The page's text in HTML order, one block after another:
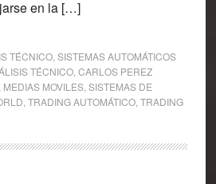
en la […]
TÉCNICO, SISTEMAS AUTOMÁTICOS
TÉCNICO, CARLOS PEREZ
MEDIAS MOVILES, SISTEMAS DE
TRADING AUTOMÁTICO, TRADING